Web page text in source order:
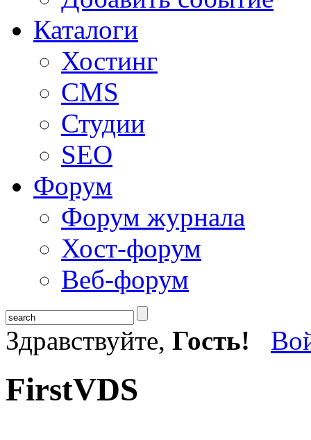
Каталоги
Хостинг
CMS
Студии
SEO
Форум
Форум журнала
Хост-форум
Веб-форум
Здравствуйте, Гость!
FirstVDS